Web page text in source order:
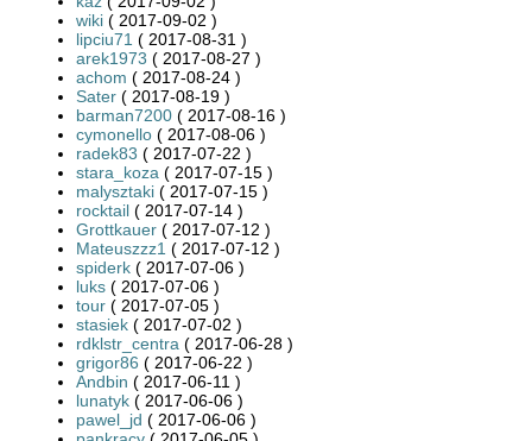
wiki ( 2017-09-02 )
lipciu71 ( 2017-08-31 )
arek1973 ( 2017-08-27 )
achom ( 2017-08-24 )
Sater ( 2017-08-19 )
barman7200 ( 2017-08-16 )
cymonello ( 2017-08-06 )
radek83 ( 2017-07-22 )
stara_koza ( 2017-07-15 )
malysztaki ( 2017-07-15 )
rocktail ( 2017-07-14 )
Grottkauer ( 2017-07-12 )
Mateuszzz1 ( 2017-07-12 )
spiderk ( 2017-07-06 )
luks ( 2017-07-06 )
tour ( 2017-07-05 )
stasiek ( 2017-07-02 )
rdklstr_centra ( 2017-06-28 )
grigor86 ( 2017-06-22 )
Andbin ( 2017-06-11 )
lunatyk ( 2017-06-06 )
pawel_jd ( 2017-06-06 )